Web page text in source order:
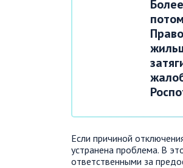
Если причиной
устранена проблема. В
ответственными за